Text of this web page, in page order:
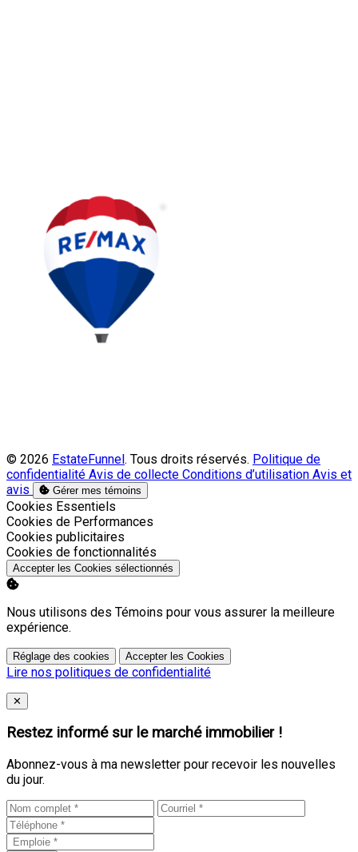
© 2026 EstateFunnel. Tous droits réservés. Politique de
confidentialité Avis de collecte Conditions d’utilisation Avis et
avis
Gérer mes témoins
Activer
Cookies Essentiels
Activer
Cookies de Performances
Activer
Cookies publicitaires
Activer
Cookies de fonctionnalités
Accepter les Cookies sélectionnés
Nous utilisons des Témoins pour vous assurer la meilleure
expérience.
Réglage des cookies Accepter les Cookies
Lire nos politiques de confidentialité
Close
✕
Restez informé sur le marché immobilier !
Abonnez-vous à ma newsletter pour recevoir les nouvelles
du jour.